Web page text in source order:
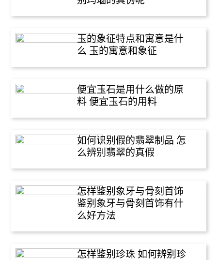
玉的象征特点和寓意是什
么 玉的寓意和象征
便宜玉石是用什么做的原
料 便宜玉石的用料
如何识别假的翡翠制品 怎
么辨别翡翠的真假
怎样鉴别象牙与骨刻首饰
鉴别象牙与骨刻首饰有什
么好方法
怎样鉴别珍珠 如何辨别珍